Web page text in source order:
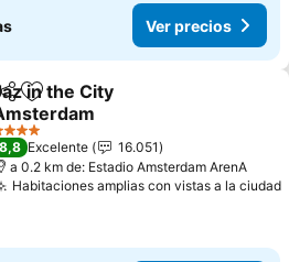
Ver precios
Agregar a favoritos
in the City
Estrellas
8,8 Excelente
16.051
a 0.2 km de: Estadio Amsterdam ArenA
Habitaciones amplias con vistas a la ciudad